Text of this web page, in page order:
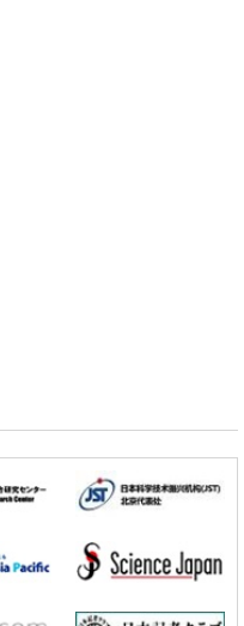
，可作为电池电极材料
线板块边界锁定状态存在区域
实际情况和需求分配99.3亿
症”恶化的蛋白质“MYL9/12”，
应用于量子计算机
建网络将其打造为下一代社会